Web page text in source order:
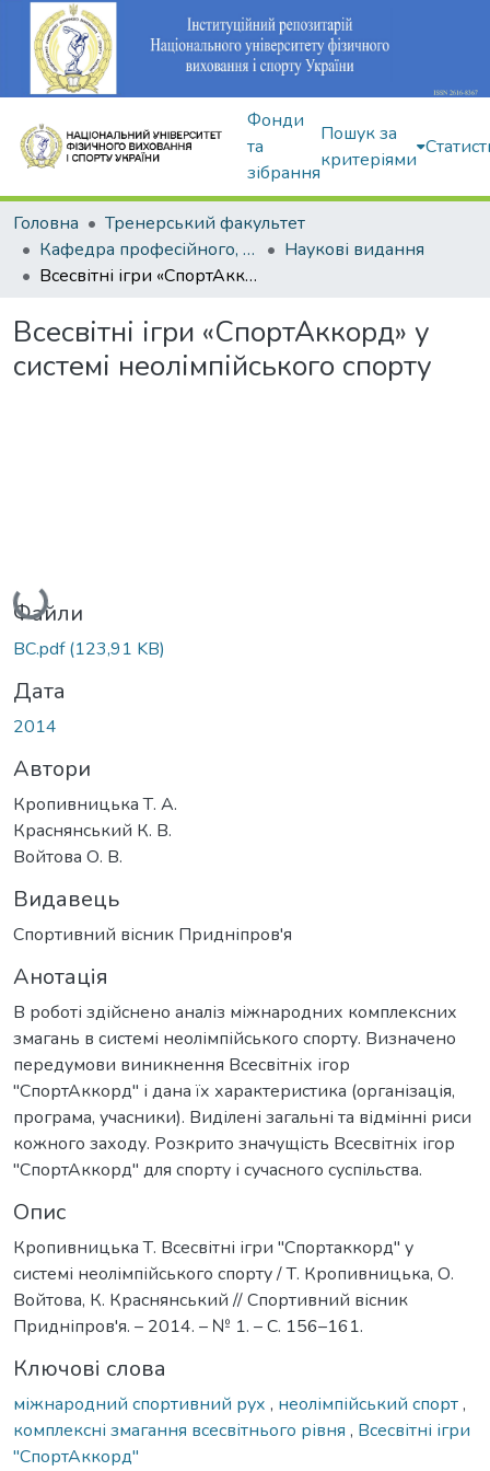
Фонди
та
зібрання
Пошук за
критеріями
Головна
Тренерський факультет
Кафедра професійного, неолімпійського та адаптивного спорту
Наукові видання
Всесвітні ігри «СпортАккорд» у системі неолімпійського спорту
Всесвітні ігри «СпортАккорд» у
системі неолімпійського спорту
Вантажиться...
Файли
ВС.pdf(123,91 KB)
Дата
2014
Автори
Кропивницька Т. А.
Краснянський К. В.
Войтова О. В.
Видавець
Спортивний вісник Придніпров'я
Анотація
В роботі здійснено аналіз міжнародних комплексних
змагань в системі неолімпійського спорту. Визначено
передумови виникнення Всесвітніх ігор
"СпортАккорд" і дана їх характеристика (організація,
програма, учасники). Виділені загальні та відмінні риси
кожного заходу. Розкрито значущість Всесвітніх ігор
"СпортАккорд" для спорту і сучасного суспільства.
Опис
Кропивницька Т. Всесвітні ігри "Спортаккорд" у
системі неолімпійського спорту / Т. Кропивницька, О.
Войтова, К. Краснянський // Спортивний вісник
Придніпров'я. – 2014. – № 1. – С. 156–161.
Ключові слова
міжнародний спортивний рух , неолімпійський спорт,
комплексні змагання всесвітнього рівня , Всесвітні ігри
"СпортАккорд"